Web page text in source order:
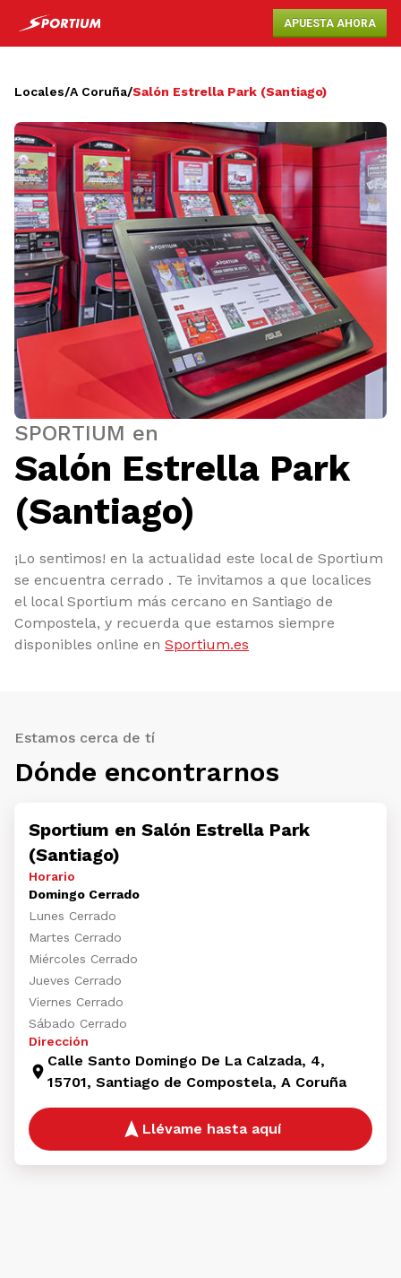
APUESTA AHORA
Locales/A Coruña/Salón Estrella Park (Santiago)
SPORTIUM en
Salón Estrella Park
(Santiago)
¡Lo sentimos! en la actualidad este local de Sportium
se encuentra cerrado . Te invitamos a que localices
el local Sportium más cercano en Santiago de
Compostela, y recuerda que estamos siempre
disponibles online en Sportium.es
Estamos cerca de tí
Dónde encontrarnos
Sportium en Salón Estrella Park
(Santiago)
Horario
Domingo Cerrado
Lunes Cerrado
Martes Cerrado
Miércoles Cerrado
Jueves Cerrado
Viernes Cerrado
Sábado Cerrado
Dirección
Calle Santo Domingo De La Calzada, 4,
15701, Santiago de Compostela, A Coruña
Llévame hasta aquí